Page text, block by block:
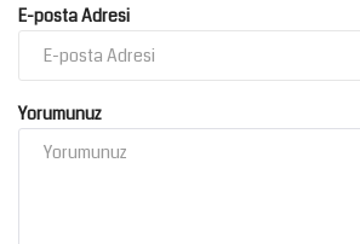
E-posta Adresi
Yorumunuz